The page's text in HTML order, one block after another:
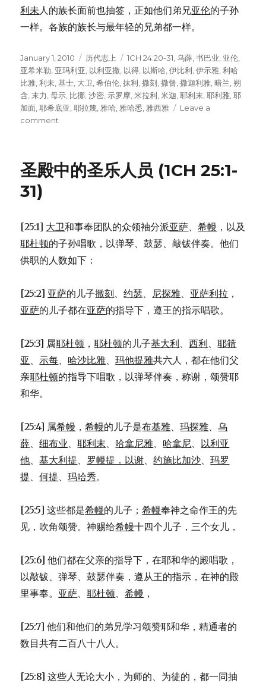
利未人的族长面前也抽签，正如他们弟兄亚伦的子孙
一样。各族的族长与最年轻的兄弟都一样。
Posted
on
January 1, 2010 Categories
历代志上 Tags
1CH 24:20-31 ,乌薛 ,书巴业 亚伦
亚希米勒 亚玛利亚 以利亚撒 以得 以斯哈 ,伊比利 ,伊示雅 ,利哈
比雅 ,利未 ,基士 大卫 ,希伯伦 ,抹利 ,撒刻 ,撒督 ,撒迦利雅 ,暗兰 ,朔
含 末力 ,母示 比挪 ,沙密 示罗摩 ,米拉利 ,米迦 ,耶利末 ,耶利雅 ,耶
加面 ,耶希底亚 ,耶拉篾 雅哈 雅哈悉 雅西雅
Leave a
comment
名
圣殿中的圣乐人员 (1CH 25:1-
31)
[25:1] 大卫和事奉团队的众领袖分派亚萨、希幔 ，以及
耶杜顿的子孙唱歌，以弹琴、鼓瑟、敲钹伴奏。他们
供职的人数如下：
[25:2] 亚萨的儿子撒刻、约瑟、 尼探雅、 亚萨利拉 ，
亚萨的儿子都在亚萨的指导下，遵王的指示唱歌。
[25:3] 属耶杜顿 ，耶杜顿的儿子基大利、西利、耶筛
亚 、示每、 哈沙比雅、玛他提雅共六人，都在他们父
亲耶杜顿的指导下唱歌，以弹琴伴奏，称谢，颂赞耶
和华。
[25:4] 属希幔 ，希幔的儿子是布基雅、玛探雅、乌
薛、细布业、耶利末、 哈拿尼雅、 哈拿尼、 以利亚
他、基大利提、 罗幔提．以谢、约施比加沙、玛罗
提、何提、玛哈秀。
[25:5] 这些都是希幔的儿子；希幔奉神之命作王的先
见，吹角颂赞。神赐给希幔十四个儿子，三个女儿，
[25:6] 他们都在父亲的指导下，在耶和华的殿唱歌，
以敲钹、弹琴、鼓瑟伴奏，遵从王的指示，在神的殿
里事奉。 亚萨、耶杜顿、希幔 ，
[25:7] 他们和他们的弟兄学习颂赞耶和华，精通者的
数目共有二百八十八人。
[25:8] 这些人无论大小，为师的、为徒的，都一同抽